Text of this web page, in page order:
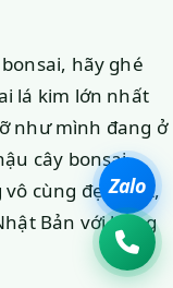
hãy ghé
lá kim lớn nhất
như mình đang ở
cây bonsai
cùng đẹp mắt,
Bản với hàng
Zalo